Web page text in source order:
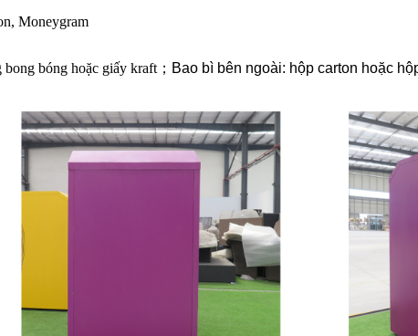
Moneygram
bong bóng hoặc giấy kraft ； Bao bì bên ngoài: hộp carton hoặc